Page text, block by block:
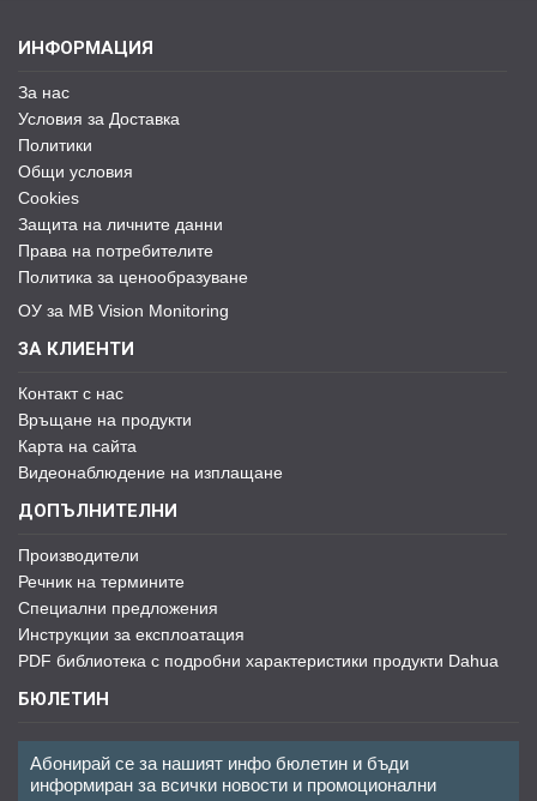
ИНФОРМАЦИЯ
За нас
Условия за Доставка
Политики
Общи условия
Cookies
Защита на личните данни
Права на потребителите
Политика за ценообразуване
ОУ за MB Vision Monitoring
ЗА КЛИЕНТИ
Контакт с нас
Връщане на продукти
Карта на сайта
Видеонаблюдение на изплащане
ДОПЪЛНИТЕЛНИ
Производители
Речник на термините
Специални предложения
Инструкции за експлоатация
PDF библиотека с подробни характеристики продукти Dahua
БЮЛЕТИН
Абонирай се за нашият инфо бюлетин и бъди
информиран за всички новости и промоционални